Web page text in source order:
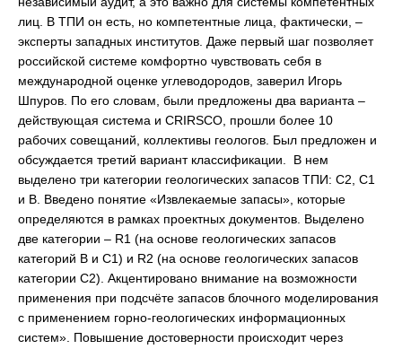
лиц. В ТПИ он есть, но компетентные лица, фактически, –
эксперты западных институтов. Даже первый шаг позволяет
российской системе комфортно чувствовать себя в
международной оценке углеводородов, заверил Игорь
Шпуров. По его словам, были предложены два варианта –
действующая система и CRIRSCO, прошли более 10
рабочих совещаний, коллективы геологов. Был предложен и
обсуждается третий вариант классификации. В нем
выделено три категории геологических запасов ТПИ: С2, С1
и В. Введено понятие «Извлекаемые запасы», которые
определяются в рамках проектных документов. Выделено
две категории – R1 (на основе геологических запасов
категорий В и С1) и R2 (на основе геологических запасов
категории С2). Акцентировано внимание на возможности
применения при подсчёте запасов блочного моделирования
с применением горно-геологических информационных
систем». Повышение достоверности происходит через